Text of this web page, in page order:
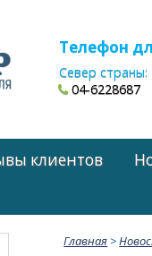
Телефон
Север страны:
04-6228687
клиентов
Главная >